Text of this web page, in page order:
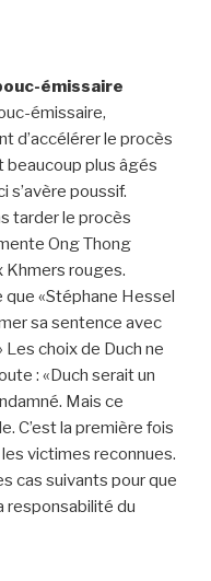
émissaire
émissaire,
d’accélérer le procès
beaucoup plus âgés
s’avère poussif.
tarder le procès
Ong Thong
Khmers rouges.
que «Stéphane Hessel
sa sentence avec
Les choix de Duch ne
: «Duch serait un
Mais ce
C’est la première fois
victimes reconnues.
cas suivants pour que
responsabilité du